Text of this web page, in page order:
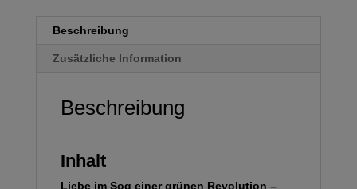
Beschreibung
Zusätzliche Information
Beschreibung
Inhalt
Liebe im Sog einer grünen Revolution –